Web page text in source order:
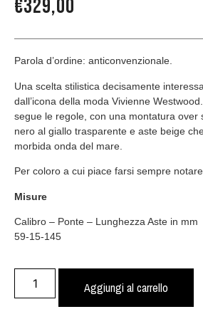
€329,00
Parola d’ordine: anticonvenzionale.
Una scelta stilistica decisamente
dall’icona della moda Vivienne
segue le regole, con una montatura over
nero al giallo trasparente e aste beige
morbida onda del mare.
Per coloro a cui piace farsi sempre
Misure
Calibro – Ponte – Lunghezza Aste in mm
59-15-145
Aggiungi al carrello